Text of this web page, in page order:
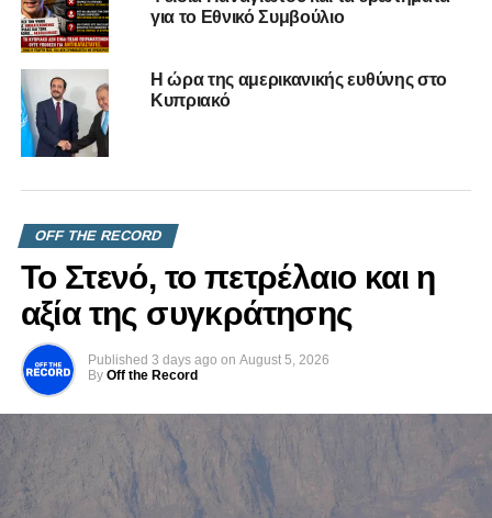
UP NEXT
Επιδόματα και ρεύμα αλλά οι Τ/Κ κάνουν τους
DON'T MISS
Αναζητούνται αποδείξεις Φαίδωνα
για το Εθνικό Συμβούλιο
Η ώρα της αμερικανικής ευθύνης στο
Κυπριακό
OFF THE RECORD
Το Στενό, το πετρέλαιο και η
αξία της συγκράτησης
Published 3 days ago on August 5, 2026
By Off the Record